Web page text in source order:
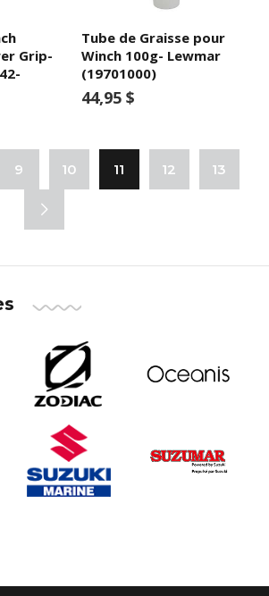
Grip-
Tube de Graisse pour
Winch 100g- Lewmar
(19701000)
44,95 $
9 10 11 12 13